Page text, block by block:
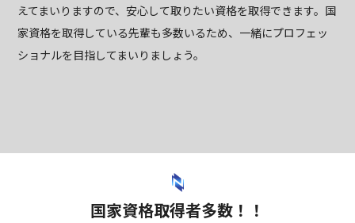
えてまいりますので、安心して取りたい資格を取得できます。国
家資格を取得している先輩も多数いるため、一緒にプロフェッ
ショナルを目指してまいりましょう。
国家資格取得者多数！！